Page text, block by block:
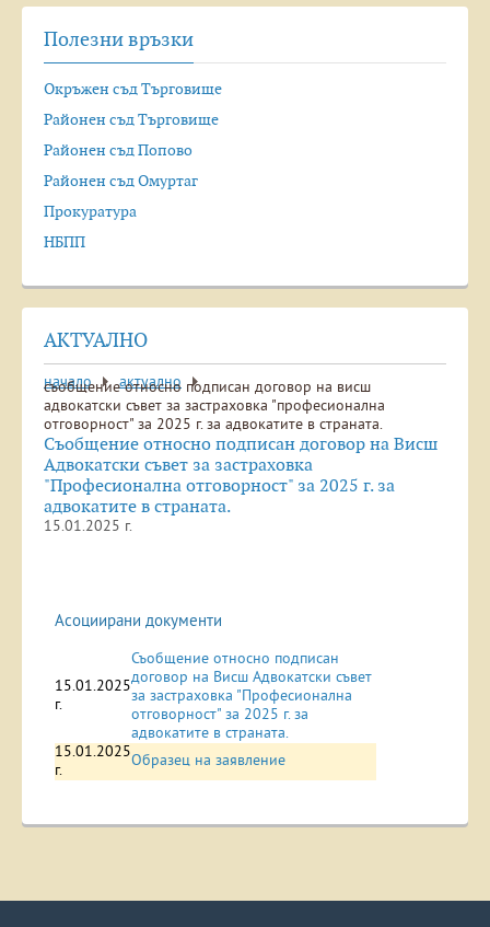
Полезни връзки
Окръжен съд Търговище
Районен съд Търговище
Районен съд Попово
Районен съд Омуртаг
Прокуратура
НБПП
АКТУАЛНО
начало актуално
съобщение относно подписан договор на висш
адвокатски съвет за застраховка "професионална
отговорност" за 2025 г. за адвокатите в страната.
Съобщение относно подписан договор на Висш
Адвокатски съвет за застраховка
"Професионална отговорност" за 2025 г. за
адвокатите в страната.
15.01.2025 г.
Асоциирани документи
15.01.2025
г.
Съобщение относно подписан
договор на Висш Адвокатски съвет
за застраховка "Професионална
отговорност" за 2025 г. за
адвокатите в страната.
15.01.2025
г.
Образец на заявление